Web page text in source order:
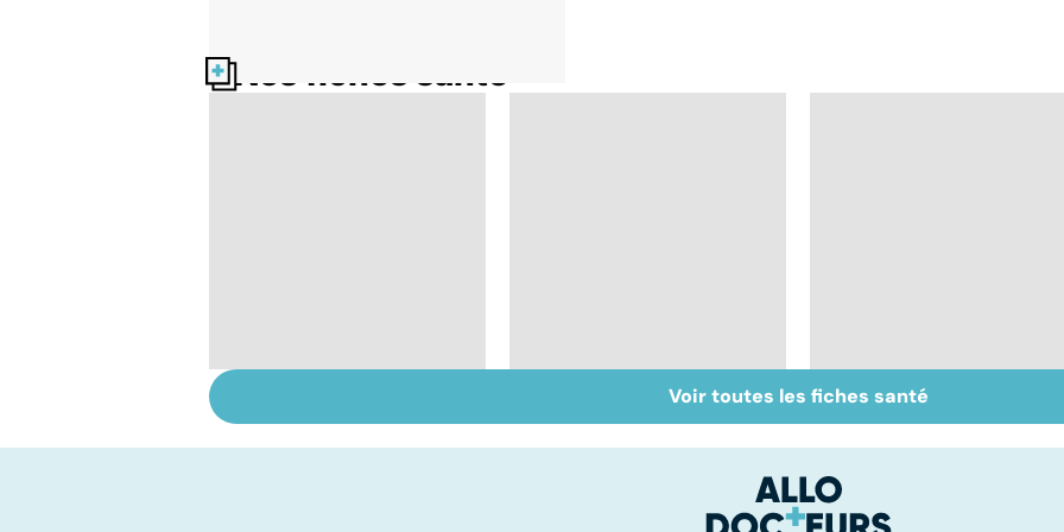
Nos fiches santé
passage à l'acte
Légionellose, une
infection pulmonaire
Tout savoir sur le
cerveau
Voir toutes les fiches santé